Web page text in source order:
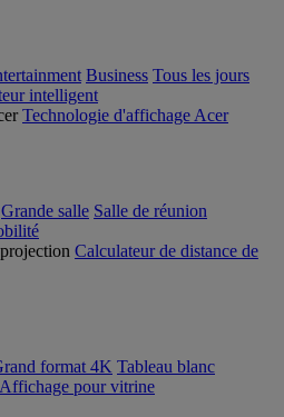
Business Tous les jours
intelligent
Technologie d'affichage Acer
Grande salle Salle de réunion
Calculateur de distance de
format 4K Tableau blanc
Affichage pour vitrine